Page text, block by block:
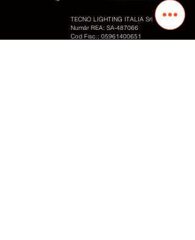
TECNO LIGHTING ITALIA Srl
Număr REA: SA-487066
Cod Fisc.: 05961400651